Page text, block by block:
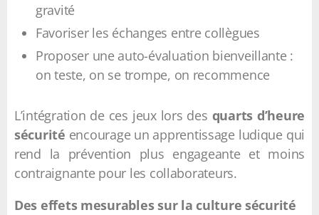
gravité
Favoriser les échanges entre collègues
Proposer une auto-évaluation bienveillante :
on teste, on se trompe, on recommence
L’intégration de ces jeux lors des quarts d’heure
sécurité encourage un apprentissage ludique qui
rend la prévention plus engageante et moins
contraignante pour les collaborateurs.
Des effets mesurables sur la culture sécurité